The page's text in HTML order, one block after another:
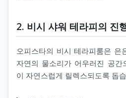
2. 비시 샤워 테라피의 진
오피스타의 비시 테라피룸은 은
자연의 물소리가 어우러진 공
이 자연스럽게 릴렉스되도록 돕